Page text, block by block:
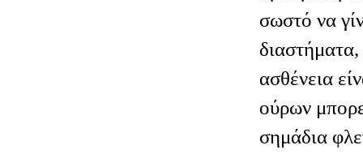
σωστό να
ασθένεια
ούρων
σημάδια